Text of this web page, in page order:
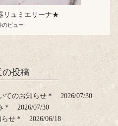
リュミエリーナ★
のビュー
の投稿
てのお知らせ＊
2026/07/30
＊
2026/07/30
せ＊
2026/06/18